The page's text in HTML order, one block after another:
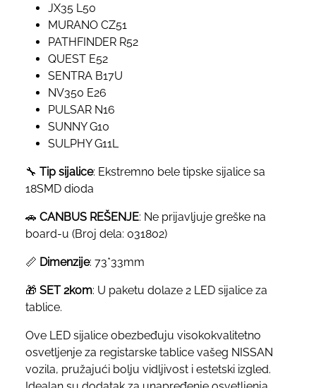
JX35 L50
MURANO CZ51
PATHFINDER R52
QUEST E52
SENTRA B17U
NV350 E26
PULSAR N16
SUNNY G10
SULPHY G11L
🔧 Tip sijalice: Ekstremno bele tipske sijalice sa
18SMD dioda
🚗 CANBUS REŠENJE: Ne prijavljuje greške na
board-u (Broj dela: 031802)
📏 Dimenzije: 73*33mm
🎁 SET 2kom: U paketu dolaze 2 LED sijalice za
tablice.
Ove LED sijalice obezbeđuju visokokvalitetno
osvetljenje za registarske tablice vašeg NISSAN
vozila, pružajući bolju vidljivost i estetski izgled.